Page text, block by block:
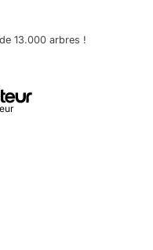
13.000 arbres !